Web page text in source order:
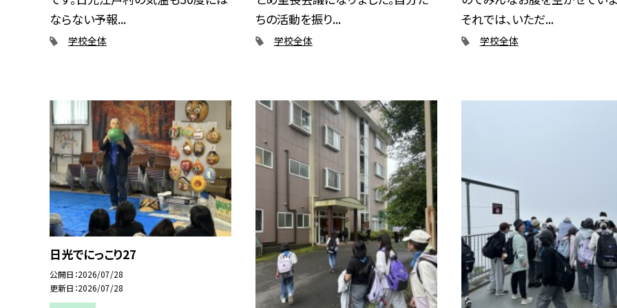
ならない予報...
学校全体
ちの活動を振り...
学校全体
それでは、いただ...
学校全体
日光でにっこり27
公開日 2026/07/28
更新日 2026/07/28